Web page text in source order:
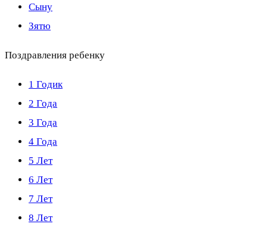
Сыну
Зятю
Поздравления ребенку
1 Годик
2 Года
3 Года
4 Года
5 Лет
6 Лет
7 Лет
8 Лет